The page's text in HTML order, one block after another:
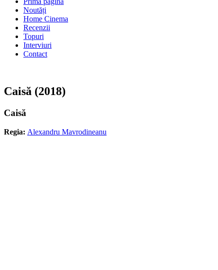
Noutăți
Home Cinema
Recenzii
Topuri
Interviuri
Contact
Caisă (2018)
Caisă
Regia: Alexandru Mavrodineanu